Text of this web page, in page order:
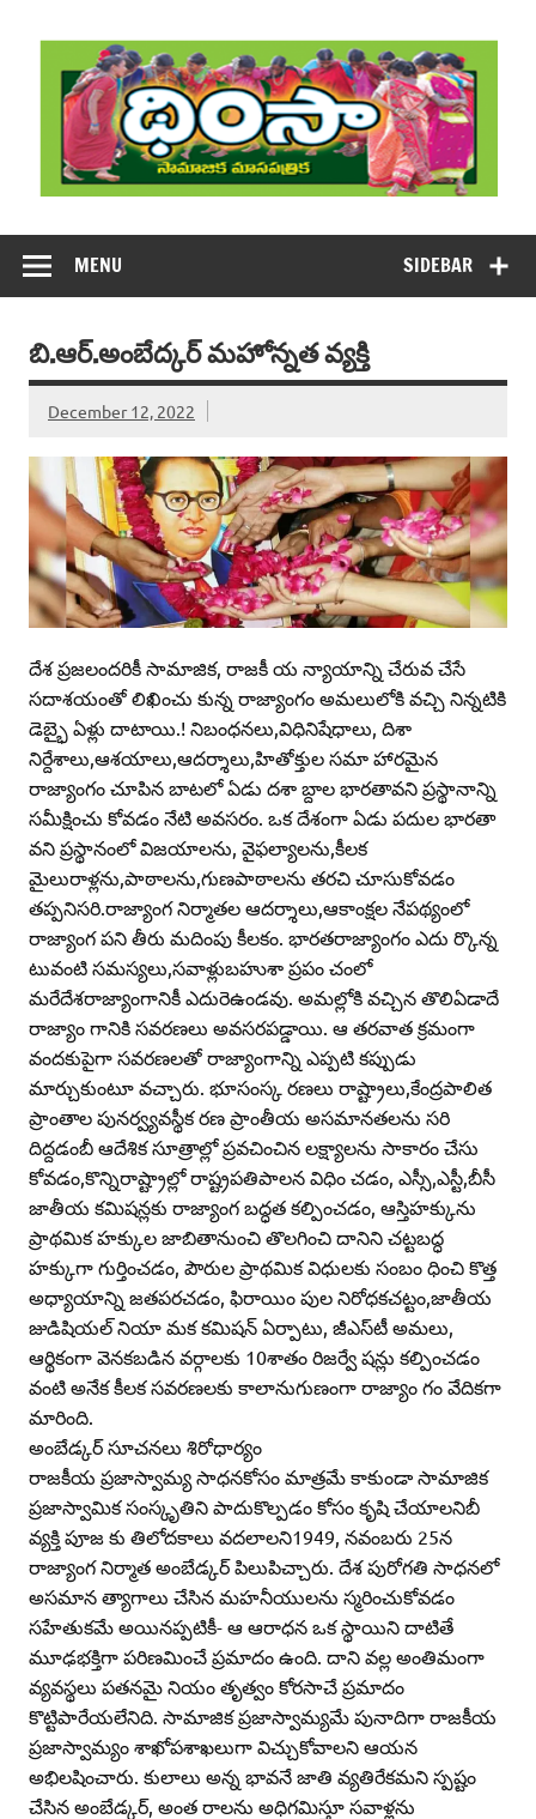
content
DHIMSA
SIDEBAR
MENU
బి.ఆర్‌.అంబేద్కర్‌ మహోన్నత వ్యక్తి
December 12, 2022
దేశ ప్రజలందరికీ సామాజిక, రాజకీ య న్యాయాన్ని చేరువ చేసే
సదాశయంతో లిఖించు కున్న రాజ్యాంగం అమలులోకి వచ్చి నిన్నటికి
డెబ్భై ఏళ్లు దాటాయి.! నిబంధనలు,విధినిషేధాలు, దిశా
నిర్దేశాలు,ఆశయాలు,ఆదర్శాలు,హితోక్తుల సమా హారమైన
రాజ్యాంగం చూపిన బాటలో ఏడు దశా బ్దాల భారతావని ప్రస్థానాన్ని
సమీక్షించు కోవడం నేటి అవసరం. ఒక దేశంగా ఏడు పదుల భారతా
వని ప్రస్థానంలో విజయాలను, వైఫల్యాలను,కీలక
మైలురాళ్లను,పాఠాలను,గుణపాఠాలను తరచి చూసుకోవడం
తప్పనిసరి.రాజ్యాంగ నిర్మాతల ఆదర్శాలు,ఆకాంక్షల నేపథ్యంలో
రాజ్యాంగ పని తీరు మదింపు కీలకం. భారతరాజ్యాంగం ఎదు ర్కొన్న
టువంటి సమస్యలు,సవాళ్లుబహుశా ప్రపం చంలో
మరేదేశరాజ్యాంగానికీ ఎదురెఉండవు. అమల్లోకి వచ్చిన తొలిఏడాదే
రాజ్యాం గానికి సవరణలు అవసరపడ్డాయి. ఆ తరవాత క్రమంగా
వందకుపైగా సవరణలతో రాజ్యాంగాన్ని ఎప్పటి కప్పుడు
మార్చుకుంటూ వచ్చారు. భూసంస్క రణలు రాష్ట్రాలు,కేంద్రపాలిత
ప్రాంతాల పునర్వ్యవస్థీక రణ ప్రాంతీయ అసమానతలను సరి
దిద్దడంబీ ఆదేశిక సూత్రాల్లో ప్రవచించిన లక్ష్యాలను సాకారం చేసు
కోవడం,కొన్నిరాష్ట్రాల్లో రాష్ట్రపతిపాలన విధిం చడం, ఎస్సీ,ఎస్టీ,బీసీ
జాతీయ కమిషన్లకు రాజ్యాంగ బద్ధత కల్పించడం, ఆస్తిహక్కును
ప్రాథమిక హక్కుల జాబితానుంచి తొలగించి దానిని చట్టబద్ధ
హక్కుగా గుర్తించడం, పౌరుల ప్రాథమిక విధులకు సంబం ధించి కొత్త
అధ్యాయాన్ని జతపరచడం, ఫిరాయిం పుల నిరోధకచట్టం,జాతీయ
జుడిషియల్‌ నియా మక కమిషన్‌ ఏర్పాటు, జీఎస్‌టీ అమలు,
ఆర్థికంగా వెనకబడిన వర్గాలకు 10శాతం రిజర్వే షన్లు కల్పించడం
వంటి అనేక కీలక సవరణలకు కాలానుగుణంగా రాజ్యాం గం వేదికగా
మారింది.
అంబేడ్కర్‌ సూచనలు శిరోధార్యం
రాజకీయ ప్రజాస్వామ్య సాధనకోసం మాత్రమే కాకుండా సామాజిక
ప్రజాస్వామిక సంస్కృతిని పాదుకొల్పడం కోసం కృషి చేయాలనిబీ
వ్యక్తి పూజ కు తిలోదకాలు వదలాలని1949, నవంబరు 25న
రాజ్యాంగ నిర్మాత అంబేడ్కర్‌ పిలుపిచ్చారు. దేశ పురోగతి సాధనలో
అసమాన త్యాగాలు చేసిన మహనీయులను స్మరించుకోవడం
సహేతుకమే అయినప్పటికీ- ఆ ఆరాధన ఒక స్థాయిని దాటితే
మూఢభక్తిగా పరిణమించే ప్రమాదం ఉంది. దాని వల్ల అంతిమంగా
వ్యవస్థలు పతనమై నియం తృత్వం కోరసాచే ప్రమాదం
కొట్టిపారేయలేనిది. సామాజిక ప్రజాస్వామ్యమే పునాదిగా రాజకీయ
ప్రజాస్వామ్యం శాఖోపశాఖలుగా విచ్చుకోవాలని ఆయన
అభిలషించారు. కులాలు అన్న భావనే జాతి వ్యతిరేకమని స్పష్టం
చేసిన అంబేడ్కర్‌, అంత రాలను అధిగమిస్తూ సవాళ్లను